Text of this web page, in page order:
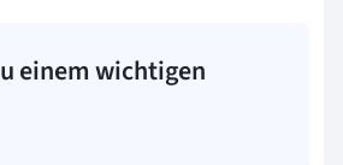
einem wichtigen